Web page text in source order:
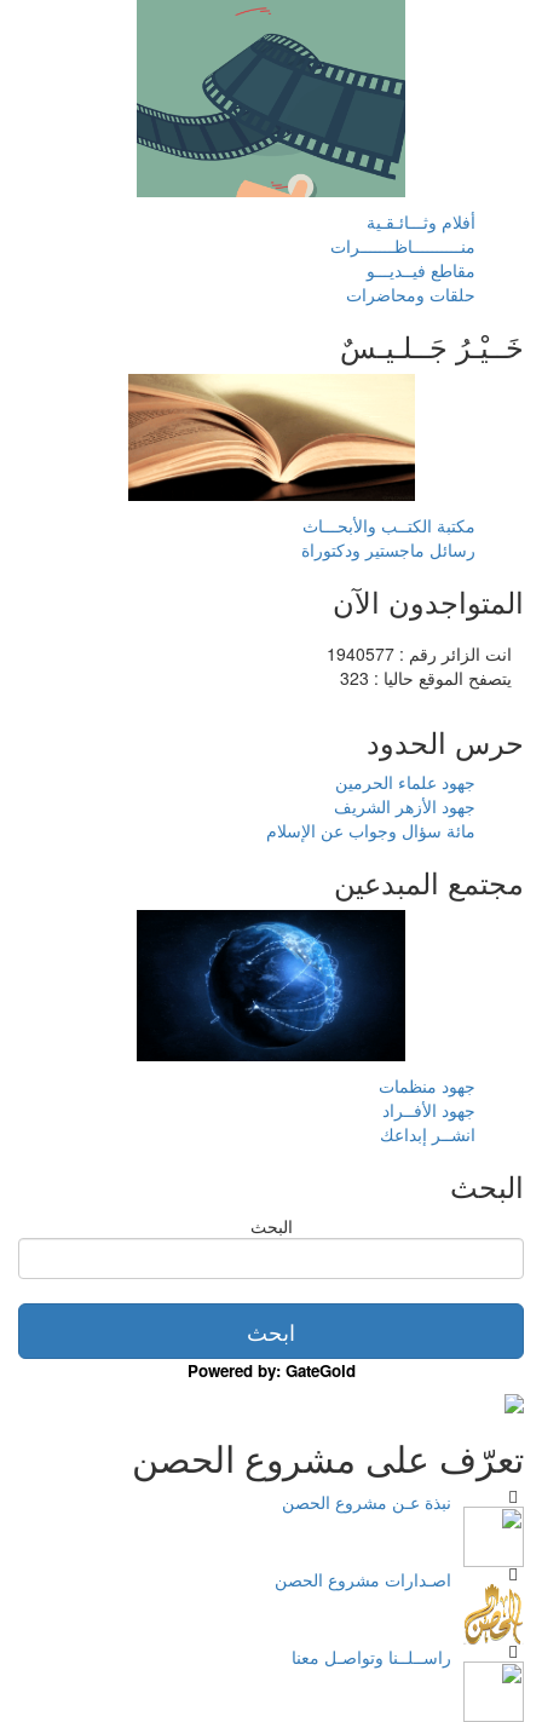
أفلام وثـــائـقـية
منــــــــــاظـــــــرات
مقاطع فيــديـــو
حلقات ومحاضرات
خَــيْـرُ جَــلـيـسٌ
مكتبة الكتــب والأبحـــاث
رسائل ماجستير ودكتوراة
المتواجدون الآن
انت الزائر رقم : 1940577
يتصفح الموقع حاليا : 323
حرس الحدود
جهود علماء الحرمين
جهود الأزهر الشريف
مائة سؤال وجواب عن الإسلام
مجتمع المبدعين
جهود منظمات
جهود الأفــراد
انشــر إبداعك
البحث
البحث
Powered by: GateGold
تعرّف على مشروع الحصن
نبذة عـن مشروع الحصن
اصـدارات مشروع الحصن
راســلــنا وتواصـل معنا